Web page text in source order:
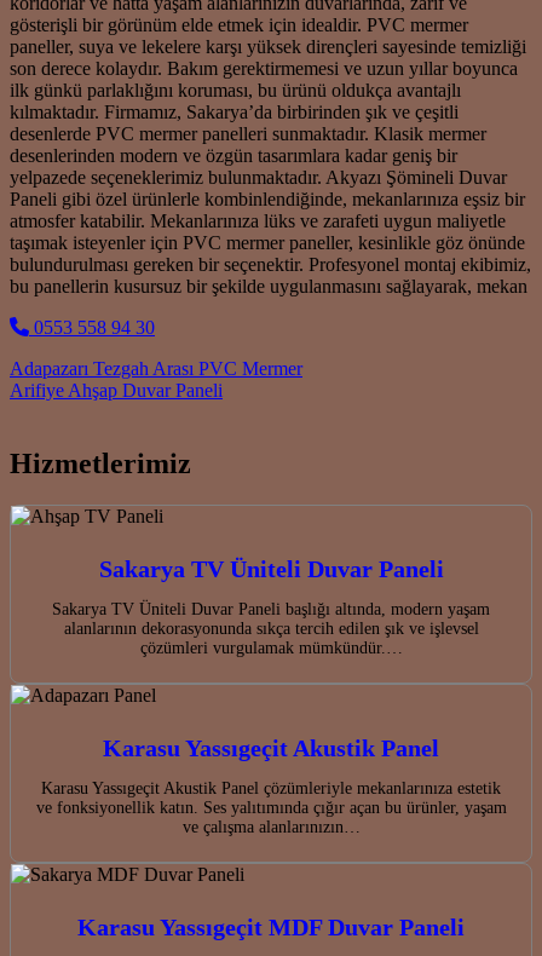
gösterişli bir görünüm elde etmek için idealdir. PVC mermer
paneller, suya ve lekelere karşı yüksek dirençleri sayesinde temizliği
son derece kolaydır. Bakım gerektirmemesi ve uzun yıllar boyunca
ilk günkü parlaklığını koruması, bu ürünü oldukça avantajlı
kılmaktadır. Firmamız, Sakarya’da birbirinden şık ve çeşitli
desenlerde PVC mermer panelleri sunmaktadır. Klasik mermer
desenlerinden modern ve özgün tasarımlara kadar geniş bir
yelpazede seçeneklerimiz bulunmaktadır. Akyazı Şömineli Duvar
Paneli gibi özel ürünlerle kombinlendiğinde, mekanlarınıza eşsiz bir
atmosfer katabilir. Mekanlarınıza lüks ve zarafeti uygun maliyetle
taşımak isteyenler için PVC mermer paneller, kesinlikle göz önünde
bulundurulması gereken bir seçenektir. Profesyonel montaj ekibimiz,
bu panellerin kusursuz bir şekilde uygulanmasını sağlayarak, mekan
0553 558 94 30
Post navigation
Adapazarı Tezgah Arası PVC Mermer
Arifiye Ahşap Duvar Paneli
Hizmetlerimiz
Sakarya TV Üniteli Duvar Paneli
Sakarya TV Üniteli Duvar Paneli başlığı altında, modern yaşam
alanlarının dekorasyonunda sıkça tercih edilen şık ve işlevsel
çözümleri vurgulamak mümkündür.…
Karasu Yassıgeçit Akustik Panel
Karasu Yassıgeçit Akustik Panel çözümleriyle mekanlarınıza estetik
ve fonksiyonellik katın. Ses yalıtımında çığır açan bu ürünler, yaşam
ve çalışma alanlarınızın…
Karasu Yassıgeçit MDF Duvar Paneli